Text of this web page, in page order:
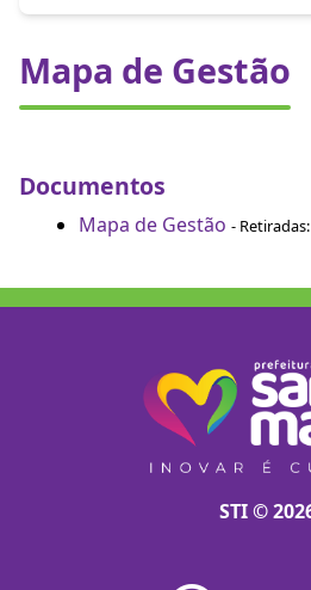
Mapa de Gestão
Documentos
Mapa de Gestão -
STI ©